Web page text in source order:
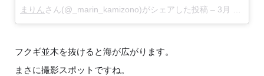
まりんさん(@_marin_kamizono)がシェアした投稿 – 3月 7, 2018 at 9:57午前 PST
フクギ並木を抜けると海が広がります。
まさに撮影スポットですね。